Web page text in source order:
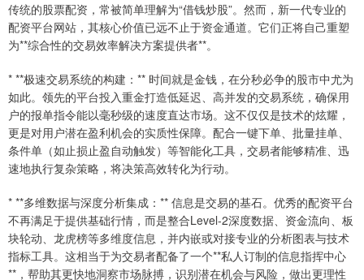
传统的股票配资，常被简单理解为“借钱炒股”。然而，新一代专业的
配资平台网站，其核心价值已远不止于资金通道。它们正将自己重塑
为**综合性的交易效率解决方案提供者**。
* **极速交易系统的构建：** 时间就是金钱，在分秒必争的股市中尤为
如此。领先的平台投入重金打造低延迟、高并发的交易系统，确保用
户的报单指令能以毫秒级的速度直达市场。这不仅仅是技术的炫耀，
更是对用户潜在盈利机会的实质性保障。配合一键下单、批量挂单、
条件单（如止损止盈自动触发）等智能化工具，交易者能够精准、迅
速地执行复杂策略，将决策高效转化为行动。
* **多维数据与深度分析集成：** 信息是交易的基石。优秀的配资平台
不再满足于提供基础行情，而是整合Level-2深度数据、资金流向、板
块轮动、龙虎榜等多维度信息，并内嵌或对接专业的分析图表与技术
指标工具。这相当于为交易者配备了一个**私人订制的信息指挥中心
**，帮助其更快地洞察市场脉搏，识别潜在机会与风险，做出更理性